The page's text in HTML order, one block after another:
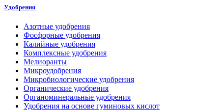
Удобрения
Азотные удобрения
Фосфорные удобрения
Калийные удобрения
Комплексные удобрения
Мелиоранты
Микроудобрения
Микробиологические удобрения
Органические удобрения
Органоминеральные удобрения
Удобрения на основе гуминовых кислот